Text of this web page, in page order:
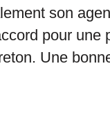
son
pour une
Une